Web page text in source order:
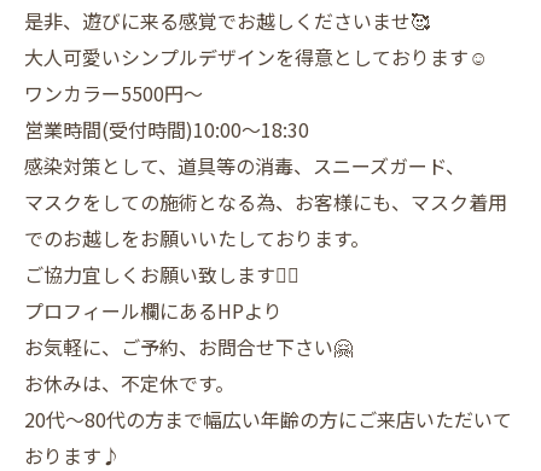
是非、遊びに来る感覚でお越しくださいませ🥰
大人可愛いシンプルデザインを得意としております☺️
ワンカラー5500円〜
営業時間(受付時間)10:00〜18:30
感染対策として、道具等の消毒、スニーズガード、
マスクをしての施術となる為、お客様にも、マスク着用
でのお越しをお願いいたしております。
ご協力宜しくお願い致します🙇‍♀️
プロフィール欄にあるHPより
お気軽に、ご予約、お問合せ下さい🤗
お休みは、不定休です。
20代〜80代の方まで幅広い年齢の方にご来店いただいて
おります♪